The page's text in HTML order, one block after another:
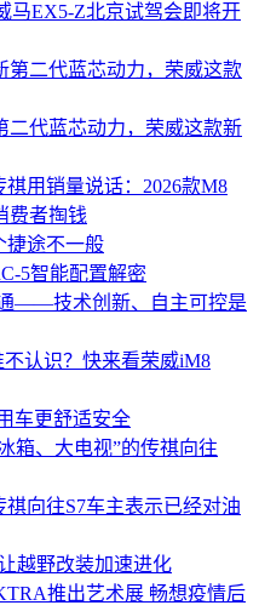
EX5-Z北京试驾会即将开
二代蓝芯动力，荣威这款新
用销量说话：2026款M8
费者掏钱
捷途不一般
5智能配置解密
——技术创新、自主可控是
认识？快来看荣威iM8
车更舒适安全
箱、大电视”的传祺向往
向往S7车主表示已经对油
越野改装加速进化
推出艺术展 畅想疫情后